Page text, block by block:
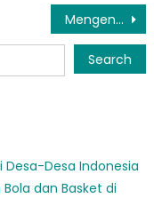
Mengenal Kekayaan Sejarah PKH Sumsel
Search
Desa-Desa Indonesia
dan Basket di